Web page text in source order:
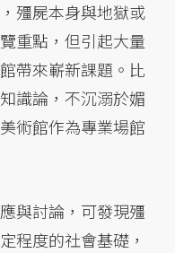
殭屍本身與地獄或
重點，但引起大量
帶來嶄新課題。比
識論，不沉溺於媚
術館作為專業場館
與討論，可發現殭
程度的社會基礎，